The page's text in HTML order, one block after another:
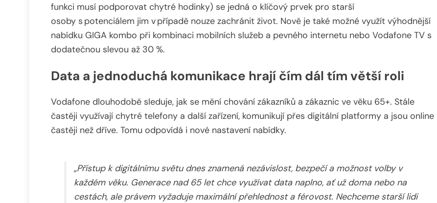
funkci musí podporovat chytré hodinky) se jedná o klíčový prvek pro starší
osoby s potenciálem jim v případě nouze zachránit život. Nově je také možné využít výhodnější
nabídku GIGA kombo při kombinaci mobilních služeb a pevného internetu nebo Vodafone TV s
dodatečnou slevou až 30 %.
Data a jednoduchá komunikace hrají čím dál tím větší roli
Vodafone dlouhodobě sleduje, jak se mění chování zákazníků a zákaznic ve věku 65+. Stále
častěji využívají chytré telefony a další zařízení, komunikují přes digitální platformy a jsou online
častěji než dříve. Tomu odpovídá i nové nastavení nabídky.
„Přístup k digitálnímu světu dnes znamená nezávislost, bezpečí a možnost volby v
každém věku. Generace nad 65 let chce využívat data naplno, ať už doma nebo na
cestách, ale právem vyžaduje maximální přehlednost a férovost. Nechceme starší lidi